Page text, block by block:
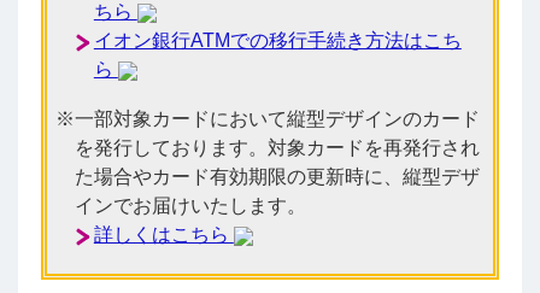
ちら
イオン銀行ATMでの移行手続き方法はこち
ら
一部対象カードにおいて縦型デザインのカード
を発行しております。対象カードを再発行され
た場合やカード有効期限の更新時に、縦型デザ
インでお届けいたします。
詳しくはこちら